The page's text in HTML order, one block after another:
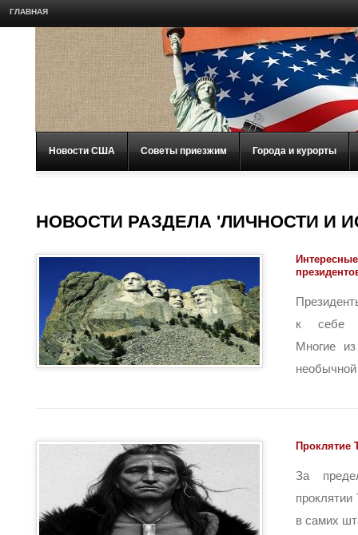
ГЛАВНАЯ
Новости США Советы приезжим Города и курорты
НОВОСТИ РАЗДЕЛА 'ЛИЧНОСТИ И
к себе
Многие
Проклятие
За
проклятии
в самих